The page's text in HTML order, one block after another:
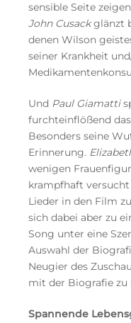
sensible Seite
John Cusackglänzt
denen Wilson
seiner Krankheit
Und Paul Giamatti
furchteinflößend
Besonders seine
Erinnerung.
wenigen
krampfhaft
Lieder in den Film
sich dabei aber zu
Song unter eine
Auswahl der
Neugier des
mit der Biografie zu
Spannende